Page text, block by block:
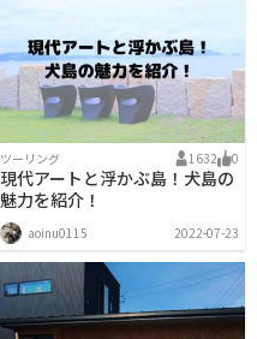
ツーリング 1632 0
現代アートと浮かぶ島！犬島の
魅力を紹介！
aoinu0115 2022-07-23